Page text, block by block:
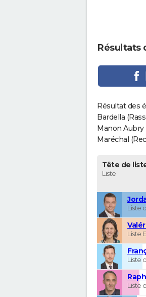
Résultats
Résultat des
Bardella
Manon Aubry
Maréchal
Tête de
Liste
Liste
Liste
Liste
Liste